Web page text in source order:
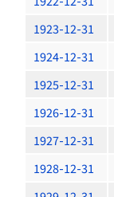
1923-12-31
1924-12-31
1925-12-31
1926-12-31
1927-12-31
1928-12-31